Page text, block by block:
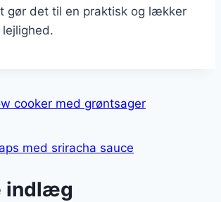
gør det til en praktisk og lækker
cooker med grøntsager
med sriracha sauce
indlæg